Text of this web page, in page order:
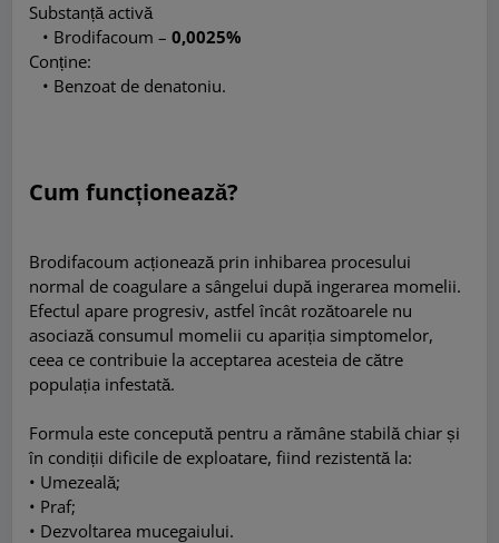
Substanță activă
• Brodifacoum –0,0025%
Conține:
• Benzoat de denatoniu.
Cum funcționează?
Brodifacoum acționează prin inhibarea procesului
normal de coagulare a sângelui după ingerarea momelii.
Efectul apare progresiv, astfel încât rozătoarele nu
asociază consumul momelii cu apariția simptomelor,
ceea ce contribuie la acceptarea acesteia de către
populația infestată.
Formula este concepută pentru a rămâne stabilă chiar și
în condiții dificile de exploatare, fiind rezistentă la:
• Umezeală;
• Praf;
• Dezvoltarea mucegaiului.